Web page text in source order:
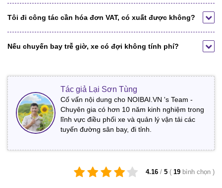
Tôi đi công tác cần hóa đơn VAT, có xuất được không?
Nếu chuyến bay trễ giờ, xe có đợi không tính phí?
Tác giả Lại Sơn Tùng
Cố vấn nội dung cho NOIBAI.VN 's Team -
Chuyên gia có hơn 10 năm kinh nghiệm trong
lĩnh vực điều phối xe và quản lý vận tải các
tuyến đường sân bay, đi tỉnh.
4.16 / 5 ( 19 bình chọn )